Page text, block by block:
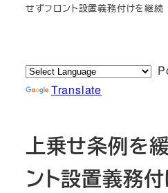
せずフロント設置義務付けを継続
Translate
上乗せ条例を
ント設置義務